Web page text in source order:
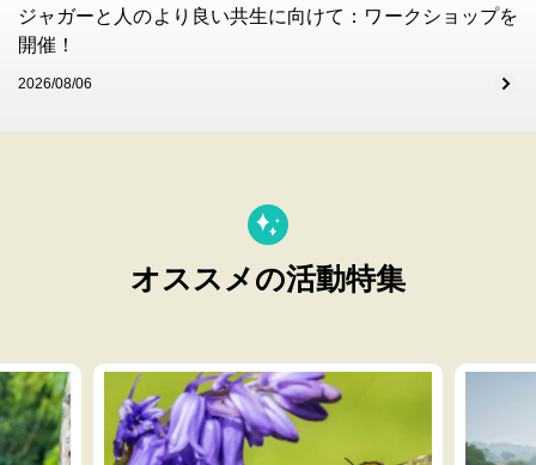
ジャガーと人のより良い共生に向けて：ワークショップを
開催！
2026/08/06
オススメの活動特集